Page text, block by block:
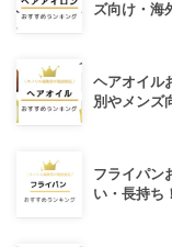
ズ向け・海
ヘアオイル
別やメンズ
フライパン
い・長持ち